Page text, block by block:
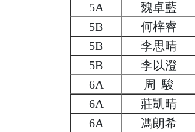
5A
魏卓藍
5B
何梓睿
5B
李思晴
5B
李以澄
6A
周 駿
6A
莊凱晴
6A
馮朗希